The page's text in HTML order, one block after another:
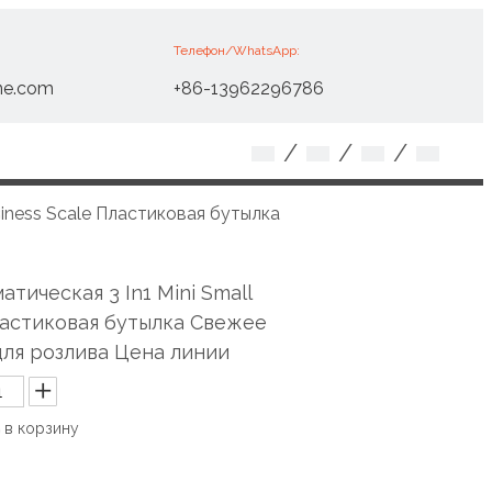
Телефон/WhatsApp:
+86-13962296786
/ / /
Scale Пластиковая бутылка
3 In1 Mini Small
бутылка Свежее
розлива Цена линии
в корзину